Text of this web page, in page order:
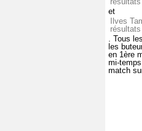
et
Ilves
résultats
. Tous
les
en 1ère
mi-
match